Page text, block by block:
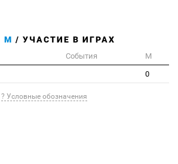
М / УЧАСТИЕ В ИГРАХ
События
М
0
? Условные обозначения